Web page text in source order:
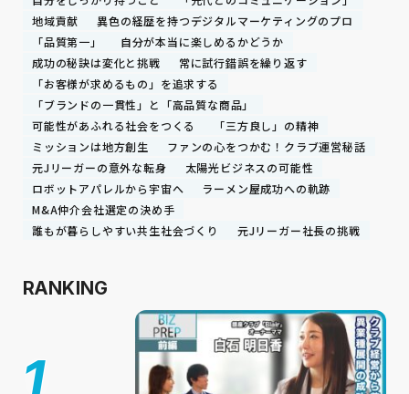
地域貢献
異色の経歴を持つデジタルマーケティングのプロ
「品質第一」
自分が本当に楽しめるかどうか
成功の秘訣は変化と挑戦
常に試行錯誤を繰り返す
「お客様が求めるもの」を追求する
「ブランドの一貫性」と「高品質な商品」
可能性があふれる社会をつくる
「三方良し」の精神
ミッションは地方創生
ファンの心をつかむ！クラブ運営秘話
元Jリーガーの意外な転身
太陽光ビジネスの可能性
ロボットアパレルから宇宙へ
ラーメン屋成功への軌跡
M&A仲介会社選定の決め手
誰もが暮らしやすい共生社会づくり
元Jリーガー社長の挑戦
RANKING
1